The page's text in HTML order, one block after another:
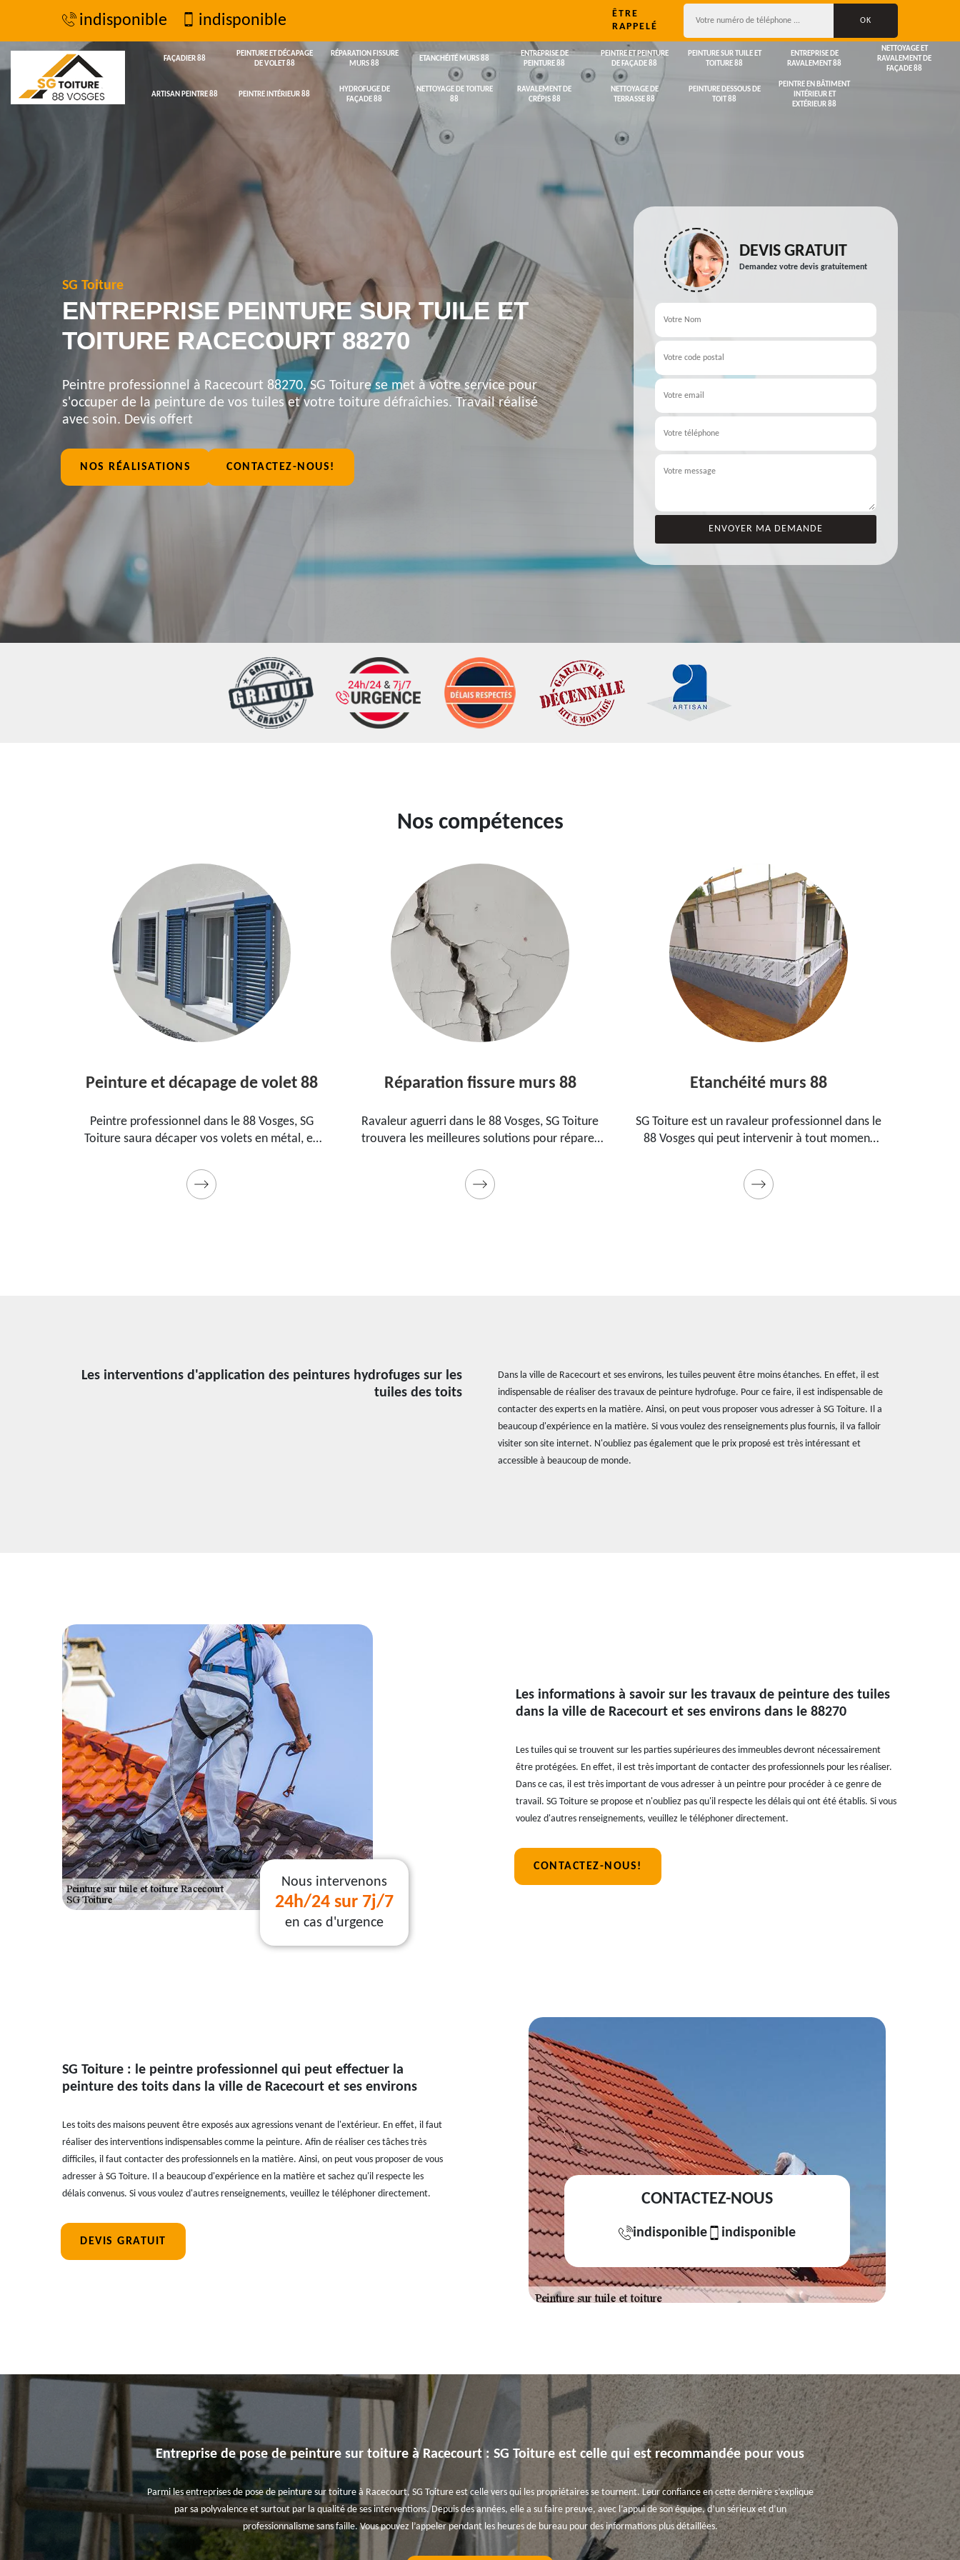
indisponible indisponible
ÊTRE
RAPPELÉ
FAÇADIER 88
PEINTURE ET DÉCAPAGE
DE VOLET 88
RÉPARATION FISSURE
MURS 88
ETANCHÉITÉ MURS 88
ENTREPRISE DE
PEINTURE 88
PEINTRE ET PEINTURE
DE FAÇADE 88
PEINTURE SUR TUILE ET
TOITURE 88
ENTREPRISE DE
RAVALEMENT 88
NETTOYAGE ET
RAVALEMENT DE
FAÇADE 88
ARTISAN PEINTRE 88 PEINTRE INTÉRIEUR 88
HYDROFUGE DE
FAÇADE 88
NETTOYAGE DE TOITURE
88
RAVALEMENT DE
CRÉPIS 88
NETTOYAGE DE
TERRASSE 88
PEINTURE DESSOUS DE
TOIT 88
PEINTRE EN BÂTIMENT
INTÉRIEUR ET
EXTÉRIEUR 88
SG Toiture
ENTREPRISE PEINTURE SUR TUILE ET
TOITURE RACECOURT 88270
Peintre professionnel à Racecourt 88270, SG Toiture se met à votre service pour
s'occuper de la peinture de vos tuiles et votre toiture défraîchies. Travail réalisé
avec soin. Devis offert
NOS RÉALISATIONS CONTACTEZ-NOUS!
DEVIS GRATUIT
Demandez votre devis gratuitement
Nos compétences
Peinture et décapage de volet 88
Peintre professionnel dans le 88 Vosges, SG
Toiture saura décaper vos volets en métal, en
Utilise des produits et des peintures de qualité.
Devis détaillé offert
Réparation fissure murs 88
Ravaleur aguerri dans le 88 Vosges, SG Toiture
trouvera les meilleures solutions pour réparer
qualité et des matériels professionnels. Travaux
garantis décennaux
Etanchéité murs 88
SG Toiture est un ravaleur professionnel dans le
88 Vosges qui peut intervenir à tout moment
pas cher pour ce faire
Peintre aguerri
Les interventions d'application des peintures hydrofuges sur les
tuiles des toits
Dans la ville de Racecourt et ses environs, les tuiles peuvent être moins étanches. En effet, il est
indispensable de réaliser des travaux de peinture hydrofuge. Pour ce faire, il est indispensable de
contacter des experts en la matière. Ainsi, on peut vous proposer vous adresser à SG Toiture. Il a
beaucoup d'expérience en la matière. Si vous voulez des renseignements plus fournis, il va falloir
visiter son site internet. N'oubliez pas également que le prix proposé est très intéressant et
accessible à beaucoup de monde.
Nous intervenons
24h/24 sur 7j/7
en cas d'urgence
Les informations à savoir sur les travaux de peinture des tuiles
dans la ville de Racecourt et ses environs dans le 88270
Les tuiles qui se trouvent sur les parties supérieures des immeubles devront nécessairement
être protégées. En effet, il est très important de contacter des professionnels pour les réaliser.
Dans ce cas, il est très important de vous adresser à un peintre pour procéder à ce genre de
travail. SG Toiture se propose et n'oubliez pas qu'il respecte les délais qui ont été établis. Si vous
voulez d'autres renseignements, veuillez le téléphoner directement.
CONTACTEZ-NOUS!
SG Toiture : le peintre professionnel qui peut effectuer la
peinture des toits dans la ville de Racecourt et ses environs
Les toits des maisons peuvent être exposés aux agressions venant de l'extérieur. En effet, il faut
réaliser des interventions indispensables comme la peinture. Afin de réaliser ces tâches très
difficiles, il faut contacter des professionnels en la matière. Ainsi, on peut vous proposer de vous
adresser à SG Toiture. Il a beaucoup d'expérience en la matière et sachez qu'il respecte les
délais convenus. Si vous voulez d'autres renseignements, veuillez le téléphoner directement.
DEVIS GRATUIT
CONTACTEZ-NOUS
indisponible indisponible
Entreprise de pose de peinture sur toiture à Racecourt : SG Toiture est celle qui est recommandée pour vous
Parmi les entreprises de pose de peinture sur toiture à Racecourt, SG Toiture est celle vers qui les propriétaires se tournent. Leur confiance en cette dernière s’explique
par sa polyvalence et surtout par la qualité de ses interventions. Depuis des années, elle a su faire preuve, avec l’appui de son équipe, d’un sérieux et d’un
professionnalisme sans faille. Vous pouvez l’appeler pendant les heures de bureau pour des informations plus détaillées.